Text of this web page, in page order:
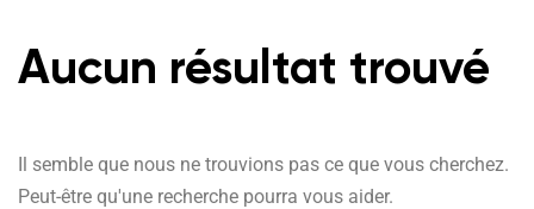
Aucun résultat trouvé
Il semble que nous ne trouvions pas ce que vous cherchez.
Peut-être qu'une recherche pourra vous aider.